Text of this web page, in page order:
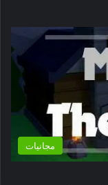
مجانيات